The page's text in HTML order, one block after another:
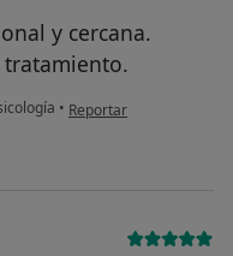
y cercana.
tratamiento.
• en opinión del usuario
Reportar